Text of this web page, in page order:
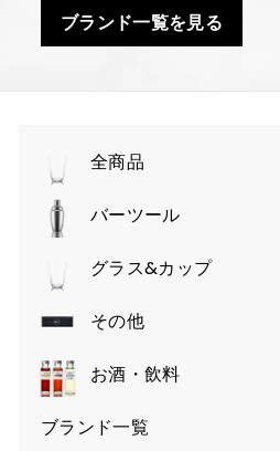
ブランド一覧を見る
全商品
バーツール
サ
メ
ニ
ー
を
グラス&カップ
サ
ブ
ニ
ュ
ー
その他
サ
ブ
メ
ニ
お酒・飲料
ブランド一覧